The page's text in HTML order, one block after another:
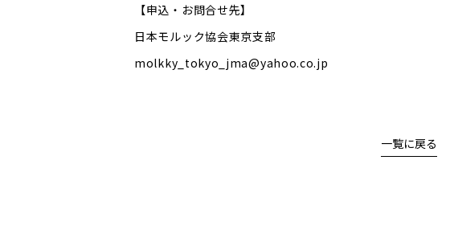
【申込・お問合せ先】
日本モルック協会東京支部
molkky_tokyo_jma@yahoo.co.jp
一覧に戻る